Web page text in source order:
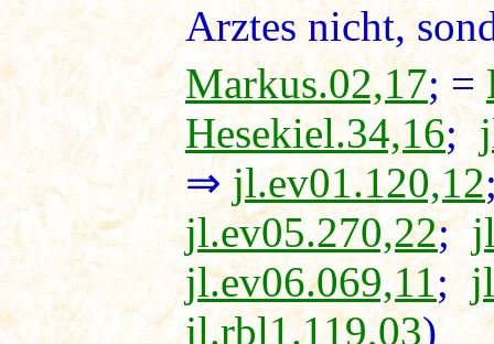
Arztes nicht,
Markus.02,17; =
Hesekiel.34,16;
⇒ jl.ev01.120,12
jl.ev05.270,22;
jl.ev06.069,11;
jl.rbl1.119,03)